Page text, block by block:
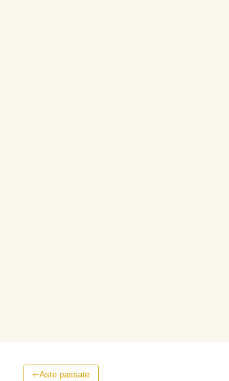
Aste passate